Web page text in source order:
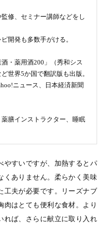
修、セミナー講師などをし
開発も多数手がける。
・薬用酒200」（秀和シス
世界5か国で翻訳版も出版。
ニュース、日本経済新聞
膳インストラクター、睡眠
やすいですが、加熱するとパ
くありません。柔らかく美味
工夫が必要です。リーズナブ
肉はとても便利な食材。より
れば、さらに献立に取り入れ